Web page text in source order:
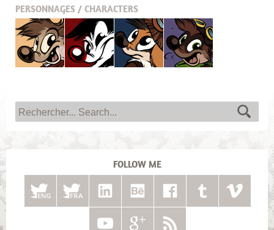
PERSONNAGES / CHARACTERS
Titash Pistash Pucky Krabouille
FOLLOW ME